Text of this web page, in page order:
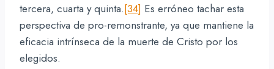
tercera, cuarta y quinta.[34] Es erróneo tachar esta
perspectiva de pro-remonstrante, ya que mantiene la
eficacia intrínseca de la muerte de Cristo por los
elegidos.